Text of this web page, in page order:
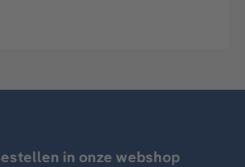
in onze webshop